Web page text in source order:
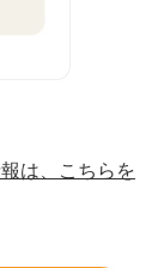
は、こちらを